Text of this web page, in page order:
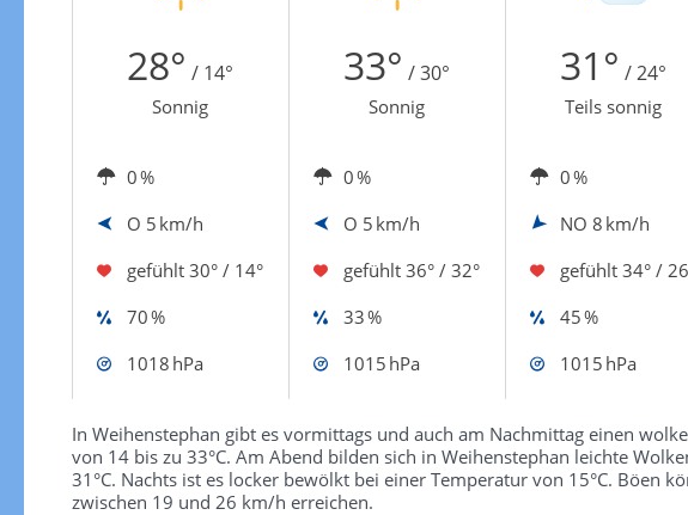
28° / 14° 33° / 30° 31° / 24°
Sonnig Sonnig Teils sonnig
0 % 0 % 0 %
O 5 km/h O 5 km/h NO 8 km/h
gefühlt 30° / 14° gefühlt 36° / 32° gefühlt 34° /
70 %
33 % 45 %
1018 hPa
1015 hPa 1015 hPa
In Weihenstephan gibt es vormittags und auch am Nachmittag einen
von 14 bis zu 33°C. Am Abend bilden sich in Weihenstephan leichte
31°C. Nachts ist es locker bewölkt bei einer Temperatur von 15°C. Böen
zwischen 19 und 26 km/h erreichen.